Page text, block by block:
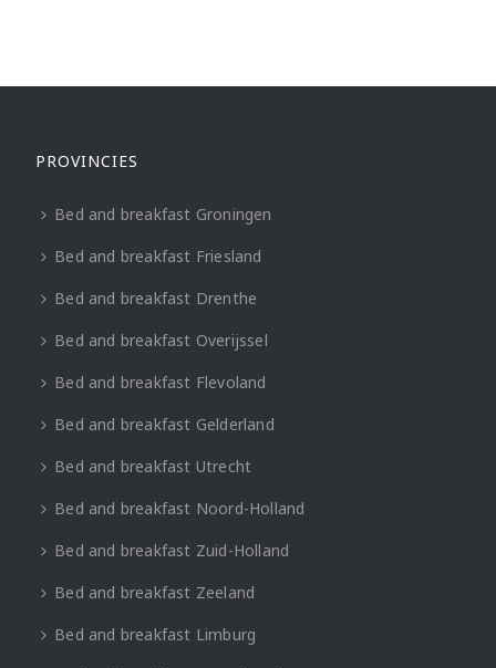
PROVINCIES
Bed and breakfast Groningen
Bed and breakfast Friesland
Bed and breakfast Drenthe
Bed and breakfast Overijssel
Bed and breakfast Flevoland
Bed and breakfast Gelderland
Bed and breakfast Utrecht
Bed and breakfast Noord-Holland
Bed and breakfast Zuid-Holland
Bed and breakfast Zeeland
Bed and breakfast Limburg